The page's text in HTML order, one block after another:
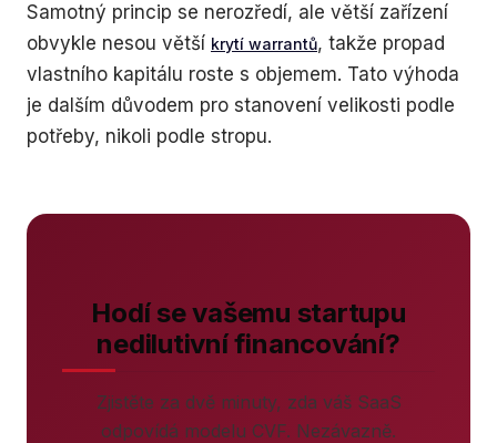
Samotný princip se nerozředí, ale větší zařízení
obvykle nesou větší krytí warrantů, takže propad
vlastního kapitálu roste s objemem. Tato výhoda
je dalším důvodem pro stanovení velikosti podle
potřeby, nikoli podle stropu.
Hodí se vašemu startupu
nedilutivní financování?
Zjistěte za dvě minuty, zda váš SaaS
odpovídá modelu CVF. Nezávazně.